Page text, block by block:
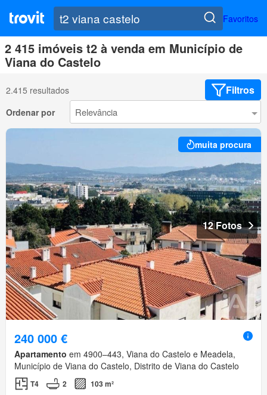
Favoritos
2 415 imóveis t2 à venda em Município de
Viana do Castelo
2.415 resultados Filtros
Ordenar por
muita procura
12 Fotos
240 000 €
Apartamento em 4900–443, Viana do Castelo e Meadela,
Município de Viana do Castelo, Distrito de Viana do Castelo
T4 2 103 m²